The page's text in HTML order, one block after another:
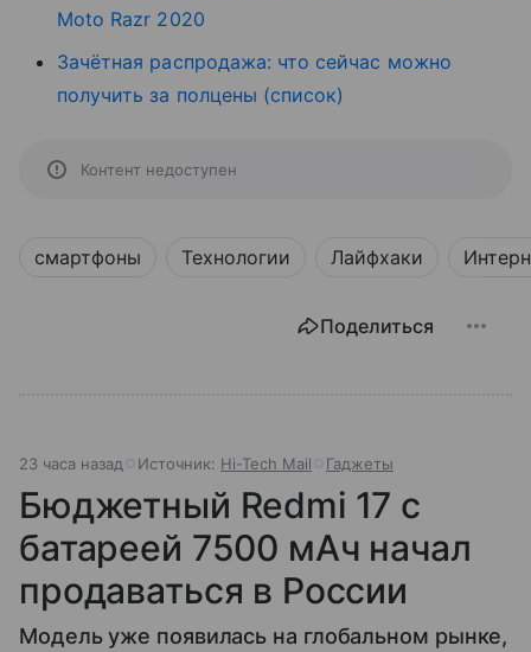
Moto Razr 2020
Зачётная распродажа: что сейчас можно
получить за полцены (список)
Контент недоступен
смартфоны Технологии Лайфхаки
Поделиться
23 часа назад Источник: Hi-Tech Mail Гаджеты
Бюджетный Redmi 17 с
батареей 7500 мАч начал
продаваться в России
Модель уже появилась на глобальном рынке,